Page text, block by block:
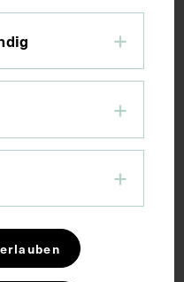
Fotografie